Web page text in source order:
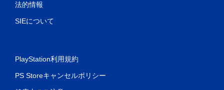
法的情報
SIEについて
PlayStation利用規約
PS Storeキャンセルポリシー